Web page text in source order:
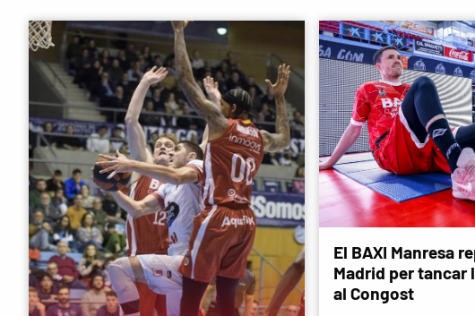
El BAXI Manresa
Madrid per tancar
al Congost